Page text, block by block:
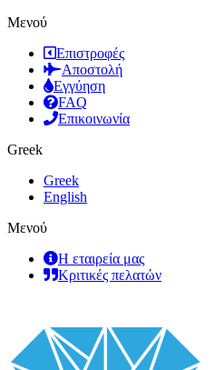
Μενού
Επιστροφές
Αποστολή
Εγγύηση
FAQ
Επικοινωνία
Greek
Greek
English
Μενού
Η εταιρεία μας
Κριτικές πελατών